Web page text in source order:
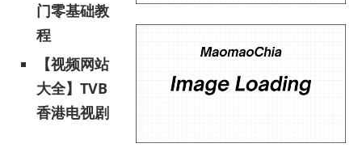
门零基础教
程
【视频网站
大全】TVB
香港电视剧